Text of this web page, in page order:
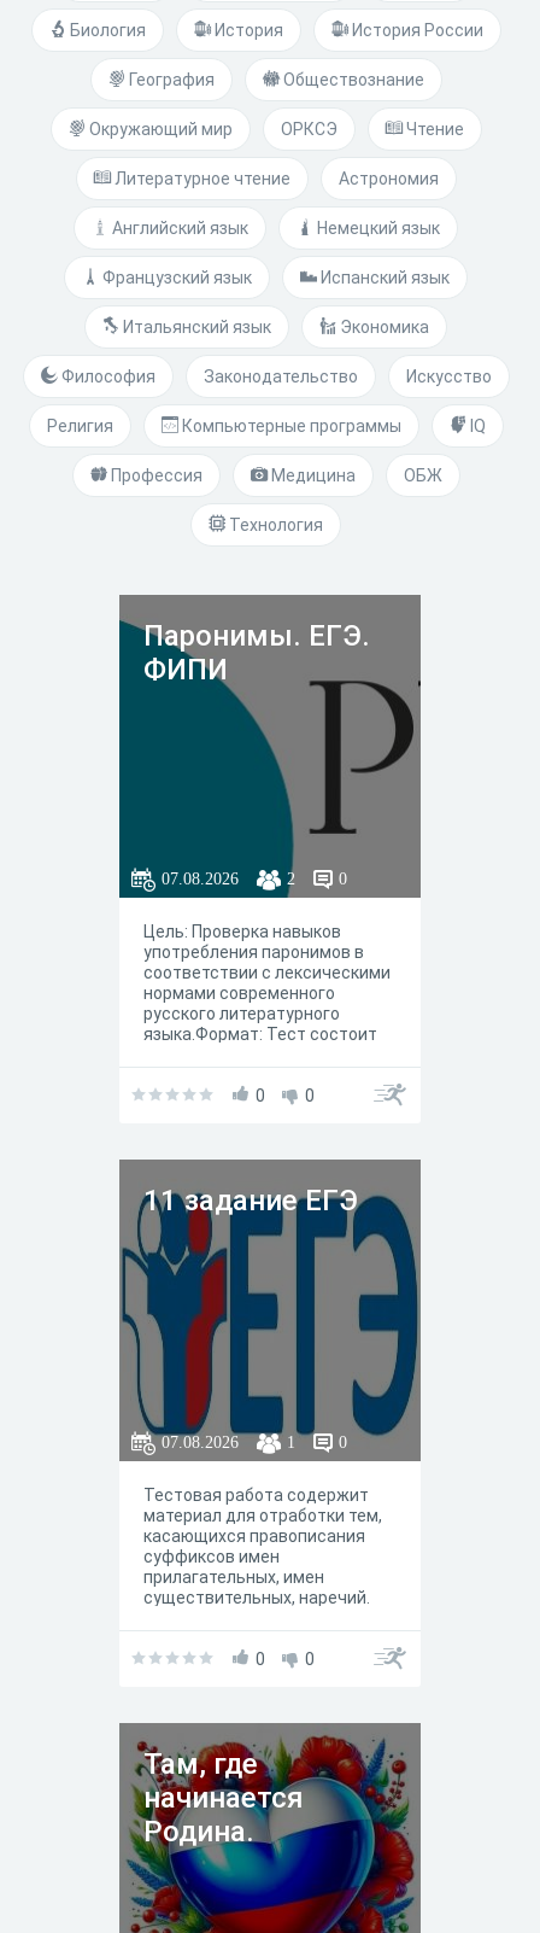
Биология История История России
География Обществознание
Окружающий мир ОРКСЭ Чтение
Литературное чтение Астрономия
Английский язык Немецкий язык
Французский язык Испанский язык
Итальянский язык Экономика
Философия Законодательство Искусство
Религия Компьютерные программы IQ
Профессия Медицина ОБЖ
Технология
Паронимы. ЕГЭ.
ФИПИ
07.08.2026 2 0
Цель: Проверка навыков
употребления паронимов в
соответствии с лексическими
нормами современного
русского литературного
языка.Формат: Тест состоит
языку. Вам необходимо
употреблено верно. Задачи:
близкие по звучанию, но
разные по значению
(паронимы). Понимание
лексической сочетаемости
слов. Развитие речевой
грамотности.
0 0
11 задание ЕГЭ
07.08.2026 1 0
Тестовая работа содержит
материал для отработки тем,
касающихся правописания
суффиксов имен
прилагательных, имен
существительных, наречий.
0 0
Там, где
начинается
Родина.